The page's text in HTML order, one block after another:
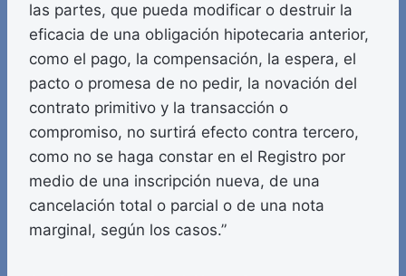
las partes, que pueda modificar o destruir la
eficacia de una obligación hipotecaria anterior,
como el pago, la compensación, la espera, el
pacto o promesa de no pedir, la novación del
contrato primitivo y la transacción o
compromiso, no surtirá efecto contra tercero,
como no se haga constar en el Registro por
medio de una inscripción nueva, de una
cancelación total o parcial o de una nota
marginal, según los casos.”